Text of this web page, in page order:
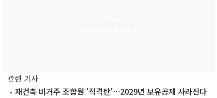
관련 기사
재건축 비거주 조합원 '직격탄'…2029년 보유공제 사라진다